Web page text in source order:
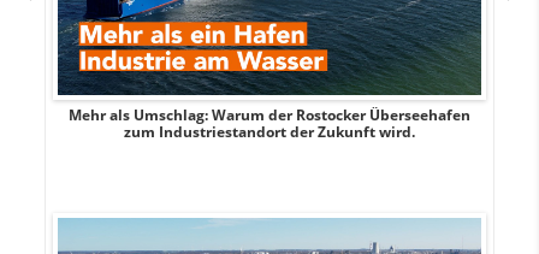
Mehr als Umschlag: Warum der Rostocker Überseehafen
zum Industriestandort der Zukunft wird.